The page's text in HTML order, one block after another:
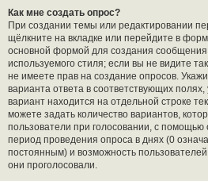
Как мне создать опрос?
При создании темы или редактировании
щёлкните на вкладке или перейдите в
основной формой для создания
используемого стиля; если вы не видите
не имеете прав на создание опросов.
варианта ответа в соответствующих
вариант находится на отдельной строке
можете задать количество вариантов,
пользователи при голосовании, с
период проведения опроса в днях (0
постоянным) и возможность
они проголосовали.